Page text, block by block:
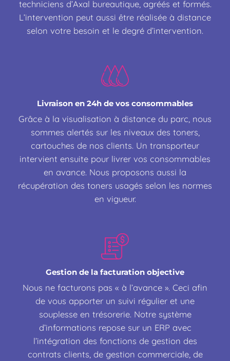
techniciens d’Axal bureautique, agréés et formés.
L’intervention peut aussi être réalisée à distance
selon votre besoin et le degré d’intervention.
Livraison en 24h de vos consommables
Grâce à la visualisation à distance du parc, nous
sommes alertés sur les niveaux des toners,
cartouches de nos clients. Un transporteur
intervient ensuite pour livrer vos consommables
en avance. Nous proposons aussi la
récupération des toners usagés selon les normes
en vigueur.
Gestion de la facturation objective
Nous ne facturons pas « à l’avance ». Ceci afin
de vous apporter un suivi régulier et une
souplesse en trésorerie. Notre système
d’informations repose sur un ERP avec
l’intégration des fonctions de gestion des
contrats clients, de gestion commerciale, de